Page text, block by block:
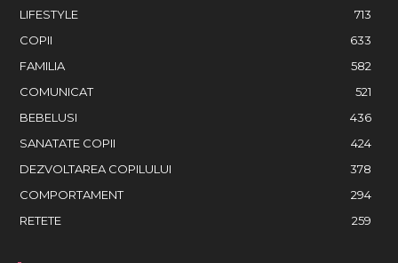
LIFESTYLE
713
COPII
633
FAMILIA
582
COMUNICAT
521
BEBELUSI
436
SANATATE COPII
424
DEZVOLTAREA COPILULUI
378
COMPORTAMENT
294
RETETE
259